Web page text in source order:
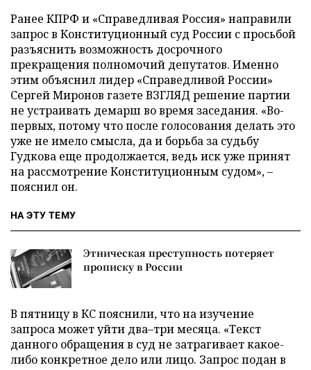
Ранее КПРФ и «Справедливая Россия» направили
запрос в Конституционный суд России с просьбой
разъяснить возможность досрочного
прекращения полномочий депутатов. Именно
этим объяснил лидер «Справедливой России»
Сергей Миронов газете ВЗГЛЯД решение партии
не устраивать демарш во время заседания. «Во-
первых, потому что после голосования делать это
уже не имело смысла, да и борьба за судьбу
Гудкова еще продолжается, ведь иск уже принят
на рассмотрение Конституционным судом», –
пояснил он.
НА ЭТУ ТЕМУ
Этническая преступность потеряет
прописку в России
В пятницу в КС пояснили, что на изучение
запроса может уйти два–три месяца. «Текст
данного обращения в суд не затрагивает какое-
либо конкретное дело или лицо. Запрос подан в